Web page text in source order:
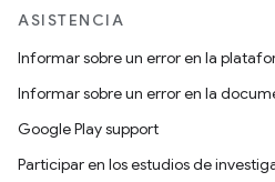
ASISTENCIA
Informar sobre un error en la
Informar sobre un error en la
Google Play support
Participar en los estudios de